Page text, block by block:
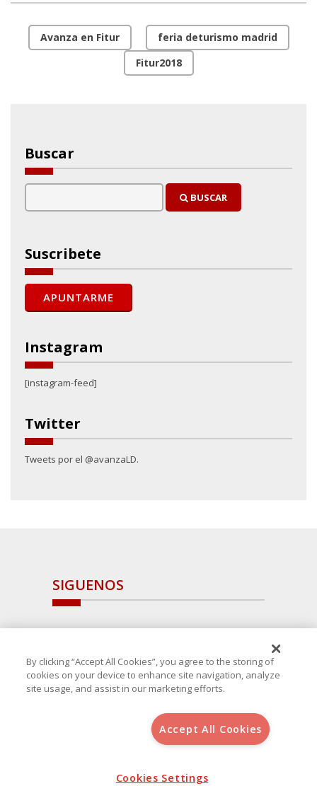
Avanza en Fitur
feria deturismo madrid
Fitur2018
Buscar
BUSCAR
Suscribete
Instagram
[instagram-feed]
Twitter
Tweets por el @avanzaLD.
SIGUENOS
, S.L.U.(B-64405731) c/ San Norberto
Aviso Legal
Política de Cookies
By clicking “Accept All Cookies”, you agree to the storing of
cookies on your device to enhance site navigation, analyze
site usage, and assist in our marketing efforts.
Accept All Cookies
Cookies Settings